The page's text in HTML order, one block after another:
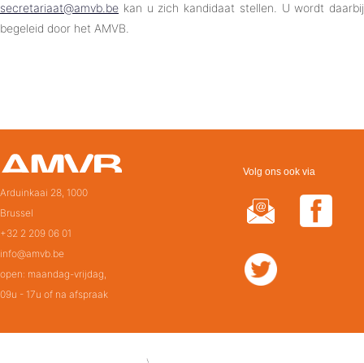
secretariaat@amvb.be kan u zich kandidaat stellen. U wordt daarbij
begeleid door het AMVB.
Arduinkaai 28, 1000
Brussel
+32 2 209 06 01
info@amvb.be
open: maandag-vrijdag,
09u - 17u of na afspraak
Volg ons ook via